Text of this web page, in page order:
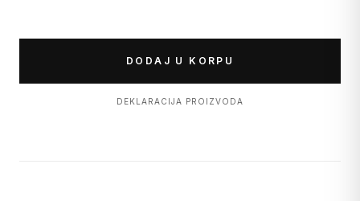
DODAJ U KORPU
DEKLARACIJA PROIZVODA